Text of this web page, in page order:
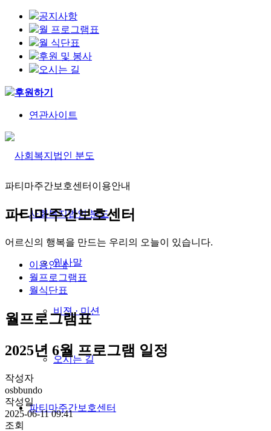
공지사항
월 프로그램표
월 식단표
후원 및 봉사
오시는 길
후원하기
연관사이트
사회복지법인 분도
인사말
비젼 · 미션
오시는 길
파티마주간보호센터
파티마주간보호센터 이용안내
파티마주간보호센터
어르신의 행복을 만드는 우리의 오늘이 있습니다.
이용안내
월프로그램표
월식단표
월프로그램표
2025년 6월 프로그램 일정
작성자
osbbundo
작성일
2025-06-11 09:41
조회